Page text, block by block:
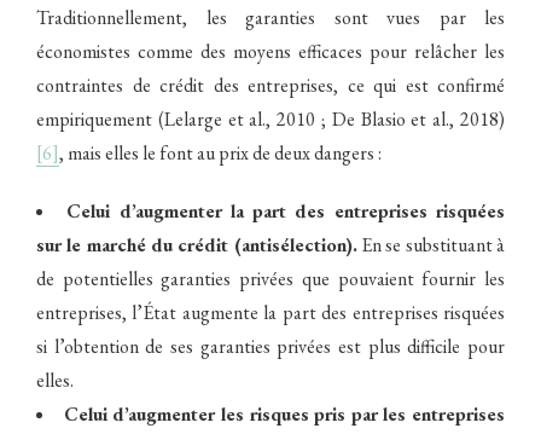
Traditionnellement, les garanties sont vues par les
économistes comme des moyens efficaces pour relâcher les
contraintes de crédit des entreprises, ce qui est confirmé
empiriquement (Lelarge et al., 2010 ; De Blasio et al., 2018)
[6], mais elles le font au prix de deux dangers :
Celui d’augmenter la part des entreprises risquées
sur le marché du crédit (antisélection).En se substituant à
de potentielles garanties privées que pouvaient fournir les
entreprises, l’État augmente la part des entreprises risquées
si l’obtention de ses garanties privées est plus difficile pour
elles.
Celui d’augmenter les risques pris par les entreprises